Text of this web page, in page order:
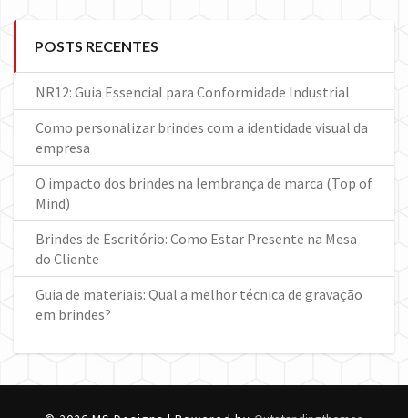
POSTS RECENTES
NR12: Guia Essencial para Conformidade Industrial
Como personalizar brindes com a identidade visual da
empresa
O impacto dos brindes na lembrança de marca (Top of
Mind)
Brindes de Escritório: Como Estar Presente na Mesa
do Cliente
Guia de materiais: Qual a melhor técnica de gravação
em brindes?